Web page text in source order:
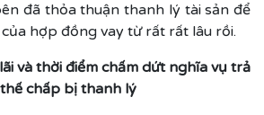
đã thỏa thuận thanh lý tài sản để
hợp đồng vay từ rất rất lâu rồi.
và thời điểm chấm dứt nghĩa vụ trả
chấp bị thanh lý